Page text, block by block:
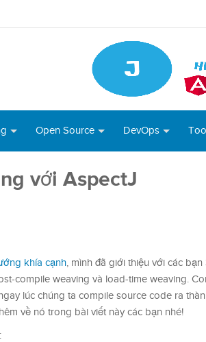
Open Source DevOps
với AspectJ
khía cạnh, mình đã giới thiệu với các
compile weaving và load-time weaving.
lúc chúng ta compile source code ra
về nó trong bài viết này các bạn nhé!